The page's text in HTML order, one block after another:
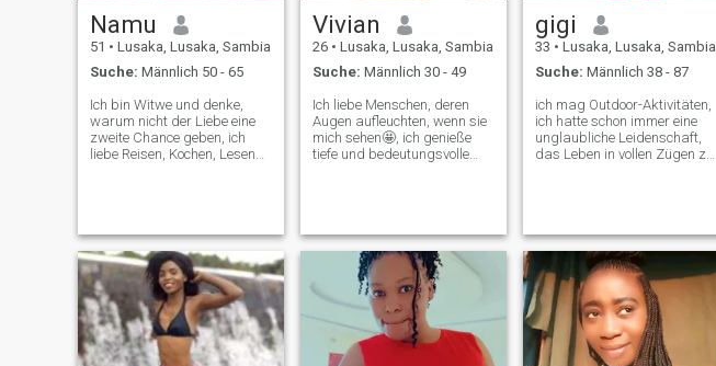
Namu
51 • Lusaka, Lusaka, Sambia
Suche: Männlich 50 - 65
Ich bin Witwe und denke,
warum nicht der Liebe eine
zweite Chance geben, ich
liebe Reisen, Kochen, Lesen
Minderjährigen nur die über
50 und bitte nicht nach
Nackten fragen Ich bin nur
hier, um wahre Liebe zu
finden.
Vivian
26 • Lusaka, Lusaka, Sambia
Suche: Männlich 30 - 49
Ich liebe Menschen, deren
Augen aufleuchten, wenn sie
mich sehen🤩, ich genieße
tiefe und bedeutungsvolle
sind, dass ich gerne tanze
💃🏽 und gute Musik höre, ich
genieße auch Outdoor-
Aktivitäten und versuche
neue Dinge😉
gigi
33 • Lusaka, Lusaka, Sambia
Suche: Männlich 38 - 87
ich mag Outdoor-Aktivitäten,
ich hatte schon immer eine
unglaubliche Leidenschaft,
das Leben in vollen Zügen zu
bin einfach, ich bin ein
Naturliebhaber, was mich zu
einem freien Geist macht. Ich
verliere mich immer in den
Intellektuellen einer Person.
Ich mache keine
Aktaufnahmen, Telefon s**
bitte lesen Sie das Profil,